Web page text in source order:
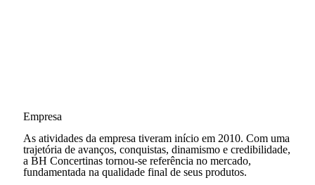
Empresa
As atividades da empresa tiveram início em 2010. Com uma
trajetória de avanços, conquistas, dinamismo e credibilidade,
a BH Concertinas tornou-se referência no mercado,
fundamentada na qualidade final de seus produtos.